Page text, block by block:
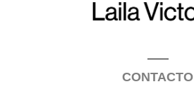
CONTACTO